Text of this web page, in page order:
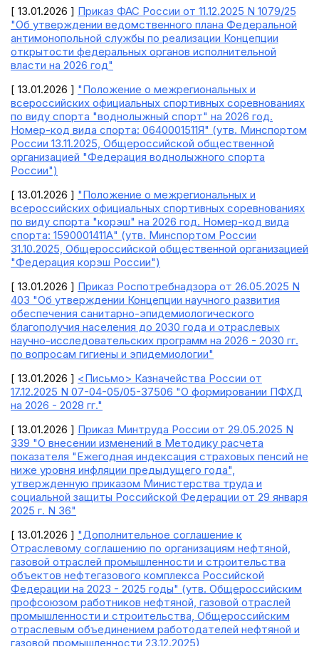
[ 13.01.2026 ] Приказ ФАС России от 11.12.2025 N 1079/25
"Об утверждении ведомственного плана Федеральной
антимонопольной службы по реализации Концепции
открытости федеральных органов исполнительной
власти на 2026 год"
[ 13.01.2026 ] "Положение о межрегиональных и
всероссийских официальных спортивных соревнованиях
по виду спорта "воднолыжный спорт" на 2026 год.
Номер-код вида спорта: 0640001511Я" (утв. Минспортом
России 13.11.2025, Общероссийской общественной
организацией "Федерация воднолыжного спорта
России")
[ 13.01.2026 ] "Положение о межрегиональных и
всероссийских официальных спортивных соревнованиях
по виду спорта "корэш" на 2026 год. Номер-код вида
спорта: 1590001411А" (утв. Минспортом России
31.10.2025, Общероссийской общественной организацией
"Федерация корэш России")
[ 13.01.2026 ] Приказ Роспотребнадзора от 26.05.2025 N
403 "Об утверждении Концепции научного развития
обеспечения санитарно-эпидемиологического
благополучия населения до 2030 года и отраслевых
научно-исследовательских программ на 2026 - 2030 гг.
по вопросам гигиены и эпидемиологии"
[ 13.01.2026 ] <Письмо> Казначейства России от
17.12.2025 N 07-04-05/05-37506 "О формировании ПФХД
на 2026 - 2028 гг."
[ 13.01.2026 ] Приказ Минтруда России от 29.05.2025 N
339 "О внесении изменений в Методику расчета
показателя "Ежегодная индексация страховых пенсий не
ниже уровня инфляции предыдущего года",
утвержденную приказом Министерства труда и
социальной защиты Российской Федерации от 29 января
2025 г. N 36"
[ 13.01.2026 ] "Дополнительное соглашение к
Отраслевому соглашению по организациям нефтяной,
газовой отраслей промышленности и строительства
объектов нефтегазового комплекса Российской
Федерации на 2023 - 2025 годы" (утв. Общероссийским
профсоюзом работников нефтяной, газовой отраслей
промышленности и строительства, Общероссийским
отраслевым объединением работодателей нефтяной и
газовой промышленности 23.12.2025)